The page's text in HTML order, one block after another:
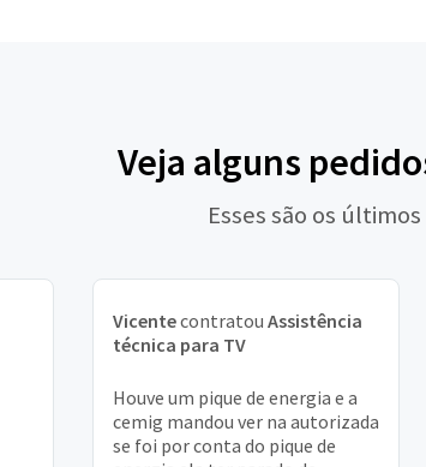
Veja alguns
Esses são os
Vicentecontratou Assistência
técnica para TV
Houve um pique de energia e a
cemig mandou ver na autorizada
se foi por conta do pique de